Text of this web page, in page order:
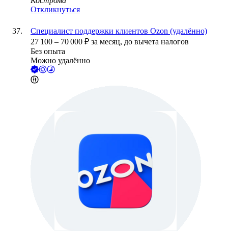
Откликнуться
Специалист поддержки клиентов Ozon (удалённо)
27 100 – 70 000 ₽ за месяц, до вычета налогов
Без опыта
Можно удалённо